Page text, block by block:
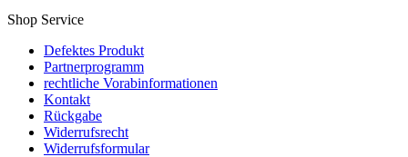
Shop Service
Defektes Produkt
Partnerprogramm
rechtliche Vorabinformationen
Kontakt
Rückgabe
Widerrufsrecht
Widerrufsformular